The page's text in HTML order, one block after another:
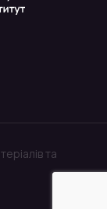
та